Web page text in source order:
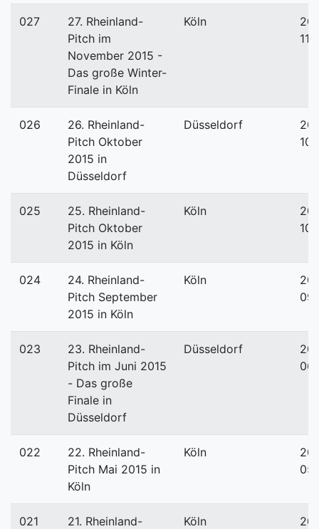
027
27. Rheinland-
Pitch im
November 2015 -
Das große Winter-
Finale in Köln
Köln
026
26. Rheinland-
Pitch Oktober
2015 in
Düsseldorf
Düsseldorf
025
25. Rheinland-
Pitch Oktober
2015 in Köln
Köln
024
24. Rheinland-
Pitch September
2015 in Köln
Köln
023
23. Rheinland-
Pitch im Juni 2015
- Das große
Finale in
Düsseldorf
Düsseldorf
022
22. Rheinland-
Pitch Mai 2015 in
Köln
Köln
021 21. Rheinland- Köln